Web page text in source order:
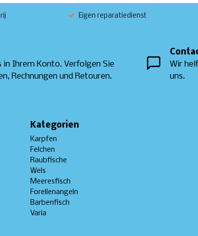
Eigen reparatiedienst
in Ihrem Konto. Verfolgen Sie
Rechnungen und Retouren.
Wir
uns.
Kategorien
Karpfen
Felchen
Raubfische
Wels
Meeresfisch
Forellenangeln
Barbenfisch
Varia